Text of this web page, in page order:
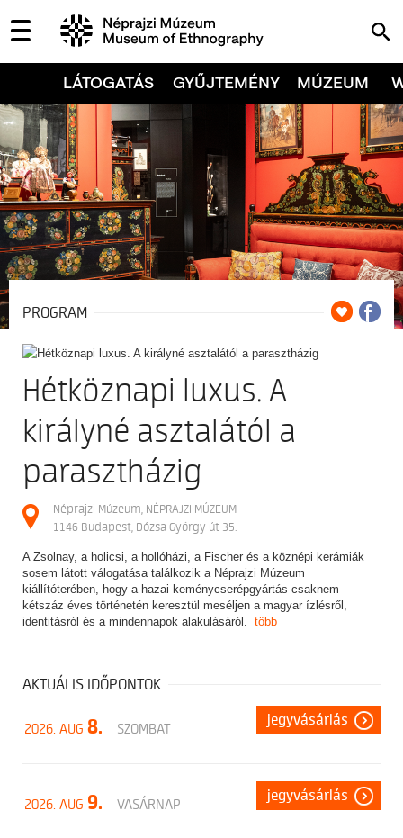
LÁTOGATÁS GYŰJTEMÉNY MÚZEUM
PROGRAM
Hétköznapi luxus. A
királyné asztalától a
parasztházig
Néprajzi Múzeum, NÉPRAJZI MÚZEUM
1146 Budapest, Dózsa György út 35.
A Zsolnay, a holicsi, a hollóházi, a Fischer és a köznépi kerámiák
sosem látott válogatása találkozik a Néprajzi Múzeum
kiállítóterében, hogy a hazai keménycserépgyártás csaknem
kétszáz éves történetén keresztül meséljen a magyar ízlésről,
identitásról és a mindennapok alakulásáról. több
AKTUÁLIS IDŐPONTOK
2026. AUG 8. SZOMBAT
jegyvásárlás
2026. AUG 9. VASÁRNAP
jegyvásárlás